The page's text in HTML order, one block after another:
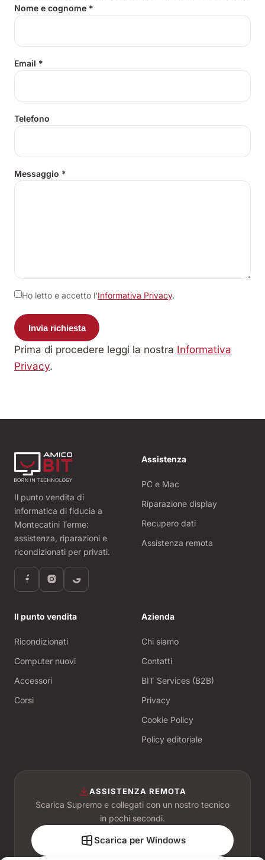
Nome e cognome *
Email *
Telefono
Messaggio *
Ho letto e accetto l'Informativa Privacy.
Invia richiesta
Prima di procedere leggi la nostra Informativa
Privacy.
Il punto vendita di
informatica di fiducia a
Montecatini Terme:
assistenza, riparazioni e
ricondizionati per privati.
Assistenza
PC e Mac
Riparazione display
Recupero dati
Assistenza remota
Il punto vendita
Ricondizionati
Computer nuovi
Accessori
Corsi
Azienda
Chi siamo
Contatti
BIT Services (B2B)
Privacy
Cookie Policy
Policy editoriale
ASSISTENZA REMOTA
Scarica Supremo e collegati con un nostro tecnico
in pochi secondi.
Scarica per Windows